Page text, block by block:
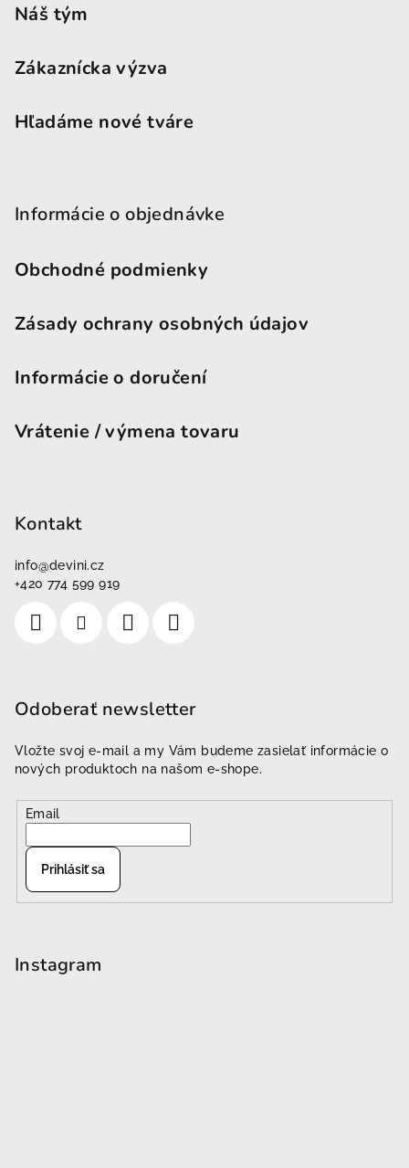
Náš tým
Zákaznícka výzva
Hľadáme nové tváre
Informácie o objednávke
Obchodné podmienky
Zásady ochrany osobných údajov
Informácie o doručení
Vrátenie / výmena tovaru
Kontakt
info@devini.cz
+420 774 599 919
Odoberať newsletter
Vložte svoj e-mail a my Vám budeme zasielať informácie o
nových produktoch na našom e-shope.
Email
Prihlásiť sa
Instagram